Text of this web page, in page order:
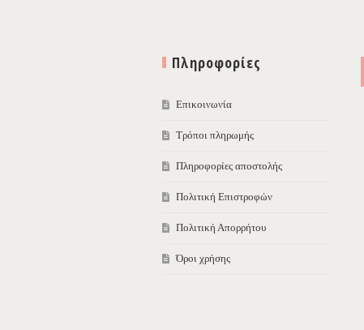
Πληροφορίες
Επικοινωνία
Τρόποι πληρωμής
Πληροφορίες αποστολής
Πολιτική Επιστροφών
Πολιτική Απορρήτου
Όροι χρήσης